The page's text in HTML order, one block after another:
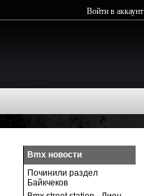
Войти в аккаунт
Bmx новости
Починили раздел
Байкчеков